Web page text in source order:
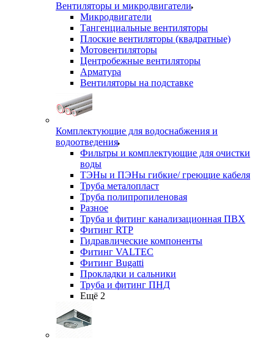
Вентиляторы и микродвигатели
Микродвигатели
Тангенциальные вентиляторы
Плоские вентиляторы (квадратные)
Мотовентиляторы
Центробежные вентиляторы
Арматура
Вентиляторы на подставке
Комплектующие для водоснабжения и
водоотведения
Фильтры и комплектующие для очистки
воды
ТЭНы и ПЭНы гибкие/ греющие кабеля
Труба металопласт
Труба полипропиленовая
Разное
Труба и фитинг канализационная ПВХ
Фитинг RTP
Гидравлические компоненты
Фитинг VALTEC
Фитинг Bugatti
Прокладки и сальники
Труба и фитинг ПНД
Ещё 2